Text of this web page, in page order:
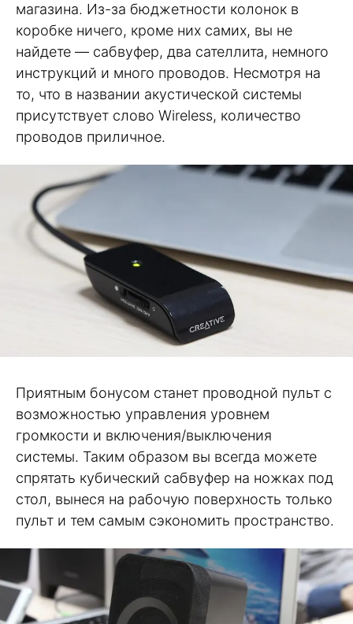
магазина. Из-за бюджетности колонок в
коробке ничего, кроме них самих, вы не
найдете — сабвуфер, два сателлита, немного
инструкций и много проводов. Несмотря на
то, что в названии акустической системы
присутствует слово Wireless, количество
проводов приличное.
Приятным бонусом станет проводной пульт с
возможностью управления уровнем
громкости и включения/выключения
системы. Таким образом вы всегда можете
спрятать кубический сабвуфер на ножках под
стол, вынеся на рабочую поверхность только
пульт и тем самым сэкономить пространство.